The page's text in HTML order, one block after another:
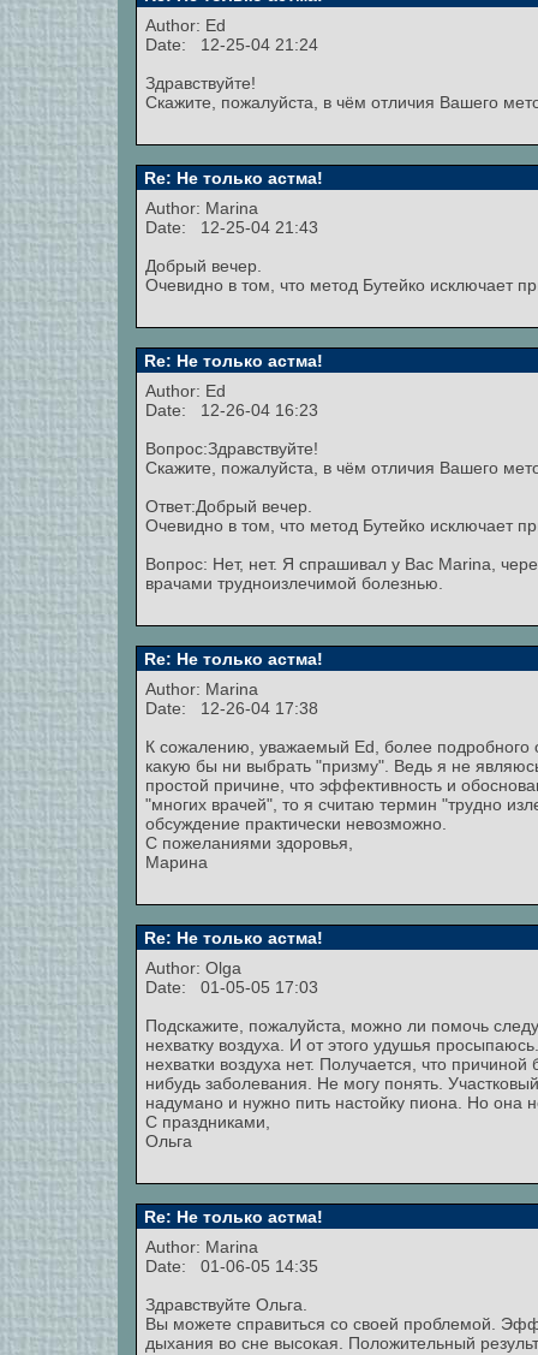
Author: Ed
Date: 12-25-04 21:24
Здравствуйте!
Скажите, пожалуйста, в чём отличия Вашего
Re: Не только астма!
Author: Marina
Date: 12-25-04 21:43
Добрый вечер.
Очевидно в том, что метод Бутейко исключает
Re: Не только астма!
Author: Ed
Date: 12-26-04 16:23
Вопрос:Здравствуйте!
Скажите, пожалуйста, в чём отличия Вашего
Ответ:Добрый вечер.
Очевидно в том, что метод Бутейко исключает
Вопрос: Нет, нет. Я спрашивал у Вас Marina,
врачами трудноизлечимой болезнью.
Re: Не только астма!
Author: Marina
Date: 12-26-04 17:38
К сожалению, уважаемый Ed, более подробного
какую бы ни выбрать "призму". Ведь я не
простой причине, что эффективность и
"многих врачей", то я считаю термин "трудно
обсуждение практически невозможно.
С пожеланиями здоровья,
Марина
Re: Не только астма!
Author: Olga
Date: 01-05-05 17:03
Подскажите, пожалуйста, можно ли помочь
нехватку воздуха. И от этого удушья
нехватки воздуха нет. Получается, что
нибудь заболевания. Не могу понять.
надумано и нужно пить настойку пиона. Но она
С праздниками,
Ольга
Re: Не только астма!
Author: Marina
Date: 01-06-05 14:35
Здравствуйте Ольга.
Вы можете справиться со своей проблемой.
дыхания во сне высокая. Положительный